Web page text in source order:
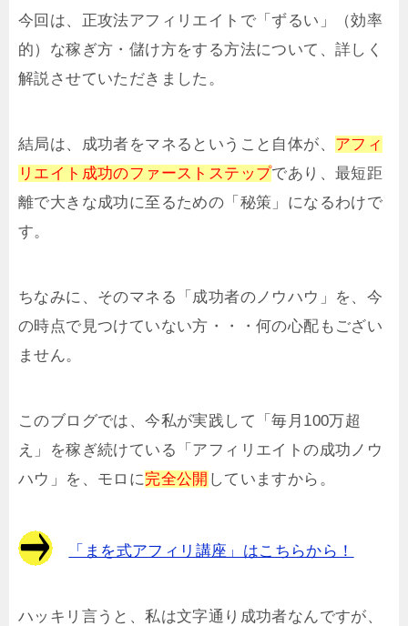
今回は、正攻法アフィリエイトで「ずるい」（効率
的）な稼ぎ方・儲け方をする方法について、詳しく
解説させていただきました。
結局は、成功者をマネるということ自体が、 アフィ
リエイト成功のファーストステップであり、最短距
離で大きな成功に至るための「秘策」になるわけで
す。
ちなみに、そのマネる「成功者のノウハウ」を、今
の時点で見つけていない方・・・何の心配もござい
ません。
このブログでは、今私が実践して「毎月100万超
え」を稼ぎ続けている「アフィリエイトの成功ノウ
ハウ」を、モロに完全公開 していますから。
「まを式アフィリ講座」はこちらから！
ハッキリ言うと、私は文字通り成功者なんですが、